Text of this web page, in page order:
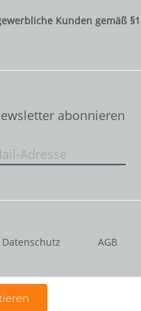
Kunden gemäß
abonnieren
Datenschutz AGB